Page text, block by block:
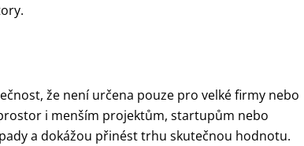
že není určena pouze pro velké firmy nebo
i menším projektům, startupům nebo
a dokážou přinést trhu skutečnou hodnotu.